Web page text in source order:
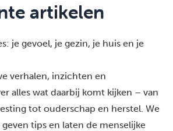
artikelen
je gevoel, je gezin, je huis en je
verhalen, inzichten en
alles wat daarbij komt kijken – van
tot ouderschap en herstel. We
tips en laten de menselijke